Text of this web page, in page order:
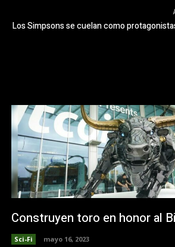
Los Simpsons se cuelan como
Construyen toro en honor al
Sci-Fi mayo 16, 2023